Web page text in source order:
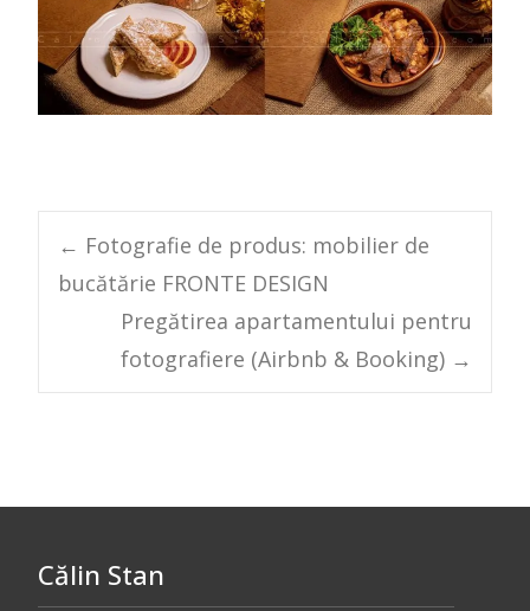
Post
navigation
← Fotografie de produs: mobilier de
bucătărie FRONTE DESIGN
Pregătirea apartamentului pentru
fotografiere (Airbnb & Booking) →
Călin Stan